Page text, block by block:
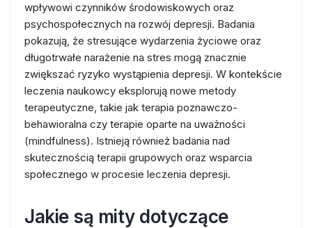
wpływowi czynników środowiskowych oraz
psychospołecznych na rozwój depresji. Badania
pokazują, że stresujące wydarzenia życiowe oraz
długotrwałe narażenie na stres mogą znacznie
zwiększać ryzyko wystąpienia depresji. W kontekście
leczenia naukowcy eksplorują nowe metody
terapeutyczne, takie jak terapia poznawczo-
behawioralna czy terapie oparte na uważności
(mindfulness). Istnieją również badania nad
skutecznością terapii grupowych oraz wsparcia
społecznego w procesie leczenia depresji.
Jakie są mity dotyczące